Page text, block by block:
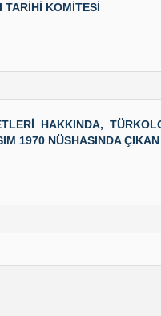
TARİHİ KOMİTESİ
HAKKINDA,
1970 NÜSHASINDA ÇIKAN